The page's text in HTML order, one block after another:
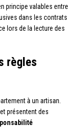
principe valables entre
dans les contrats
lors de la lecture des
règles
à un artisan.
présentent des